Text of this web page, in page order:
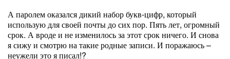
А паролем оказался дикий набор букв-цифр, который
использую для своей почты до сих пор. Пять лет, огромный
срок. А вроде и не изменилось за этот срок ничего. И снова
я сижу и смотрю на такие родные записи. И поражаюсь –
неужели это я писал!?